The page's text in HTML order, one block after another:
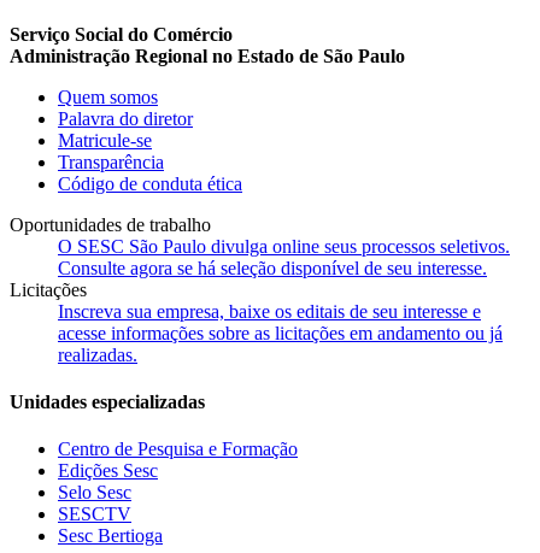
Serviço Social do Comércio
Administração Regional no Estado de São Paulo
Quem somos
Palavra do diretor
Matricule-se
Transparência
Código de conduta ética
Oportunidades de trabalho
O SESC São Paulo divulga online seus processos seletivos.
Consulte agora se há seleção disponível de seu interesse.
Licitações
Inscreva sua empresa, baixe os editais de seu interesse e
acesse informações sobre as licitações em andamento ou já
realizadas.
Unidades especializadas
Centro de Pesquisa e Formação
Edições Sesc
Selo Sesc
SESCTV
Sesc Bertioga